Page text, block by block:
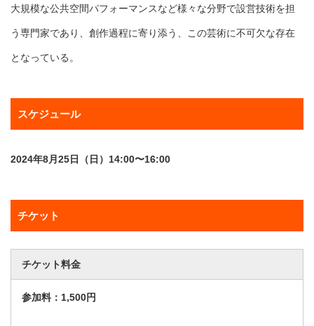
大規模な公共空間パフォーマンスなど様々な分野で設営技術を担
う専門家であり、創作過程に寄り添う、この芸術に不可欠な存在
となっている。
スケジュール
2024年8月25日（日）14:00〜16:00
チケット
チケット料金
参加料：1,500円